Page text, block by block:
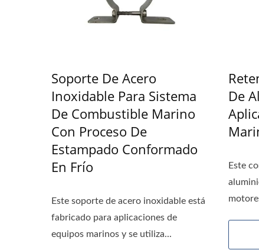
Soporte De Acero
Inoxidable Para Sistema
De Combustible Marino
Con Proceso De
Estampado Conformado
En Frío
Este soporte de acero inoxidable está
fabricado para aplicaciones de
equipos marinos y se utiliza...
De
Este